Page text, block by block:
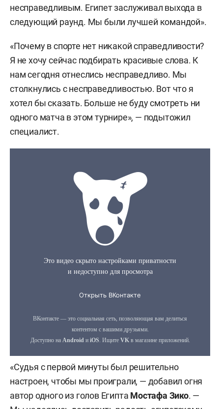
90+5)
Аттия, Лашин (Зизо, 90+6), Ашур (Фати, 46),
Закио (Мармуш, 80), Салах, Хассан (Трезеге, 73)
: Шобейр (90+3), Фати (90+4),
Аттия (90+8)
несправедливым. Египет заслуживал выхода в
следующий раунд. Мы были лучшей командой».
«Почему в спорте нет никакой справедливости?
Я не хочу сейчас подбирать красивые слова. К
нам сегодня отнеслись несправедливо. Мы
столкнулись с несправедливостью. Вот что я
хотел бы сказать. Больше не буду смотреть ни
одного матча в этом турнире», — подытожил
специалист.
«Судья с первой минуты был решительно
настроен, чтобы мы проиграли, — добавил огня
автор одного из голов Египта Мостафа Зико. —